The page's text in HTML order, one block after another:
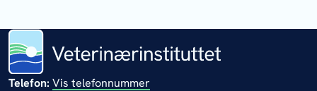
Telefon: Vis telefonnummer